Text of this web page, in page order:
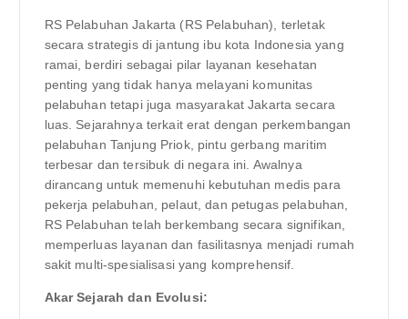
RS Pelabuhan Jakarta (RS Pelabuhan), terletak
secara strategis di jantung ibu kota Indonesia yang
ramai, berdiri sebagai pilar layanan kesehatan
penting yang tidak hanya melayani komunitas
pelabuhan tetapi juga masyarakat Jakarta secara
luas. Sejarahnya terkait erat dengan perkembangan
pelabuhan Tanjung Priok, pintu gerbang maritim
terbesar dan tersibuk di negara ini. Awalnya
dirancang untuk memenuhi kebutuhan medis para
pekerja pelabuhan, pelaut, dan petugas pelabuhan,
RS Pelabuhan telah berkembang secara signifikan,
memperluas layanan dan fasilitasnya menjadi rumah
sakit multi-spesialisasi yang komprehensif.
Akar Sejarah dan Evolusi: